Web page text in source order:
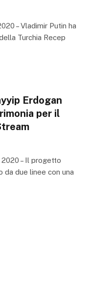
– Vladimir Putin ha
Turchia Recep
Erdogan
per il
2020 – Il progetto
da due linee con una